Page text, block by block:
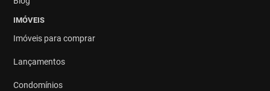
IMÓVEIS
Imóveis para comprar
Lançamentos
Condomínios